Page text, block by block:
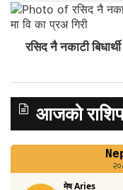
रसिद नै नकाटी
आजको